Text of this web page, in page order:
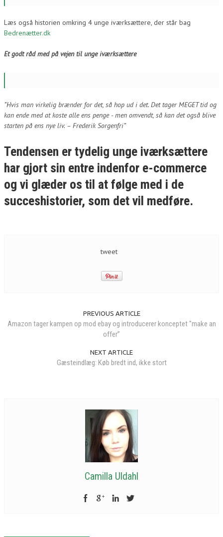
Læs også historien omkring 4 unge iværksættere, der står bag
Bedrenætter.dk
Et godt råd med på vejen til unge iværksættere
”Hvis man virkelig brænder for det, så hop ud i det. Det tager MEGET tid og
kan ende med at koste alle ens penge - men omvendt, så kan det også blive
starten på ens nye liv. – Frederik Sorgenfri”
Tendensen er tydelig unge iværksættere
har gjort sin entre indenfor e-commerce
og vi glæder os til at følge med i de
succeshistorier, som det vil medføre.
tweet
PREVIOUS ARTICLE
Amazon tager kampen op mod ebay og introducerer konceptet "make an
offer”
NEXT ARTICLE
Gæsteindlæg: Køb bredt ind, ikke stort
Camilla Uldahl